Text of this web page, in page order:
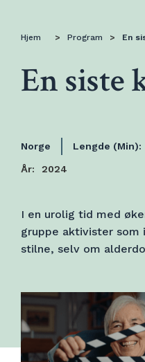
Hjem > Program > En
En siste
Norge Lengde (Min):
År: 2024
I en urolig tid med
gruppe aktivister som
stilne, selv om